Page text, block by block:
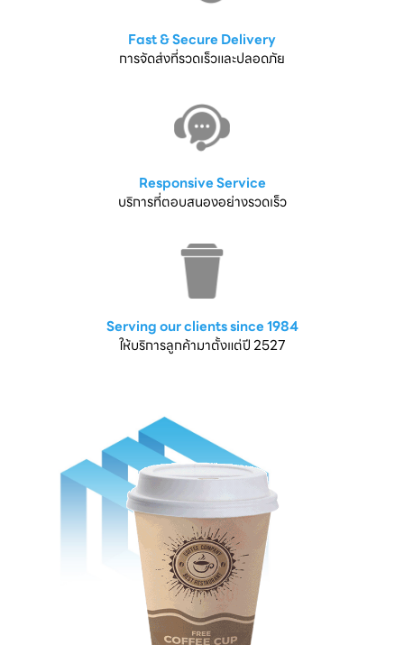
Fast & Secure Delivery
การจัดส่งที่รวดเร็วและปลอดภัย
Responsive Service
บริการที่ตอบสนองอย่างรวดเร็ว
Serving our clients since 1984
ให้บริการลูกค้ามาตั้งแต่ปี 2527